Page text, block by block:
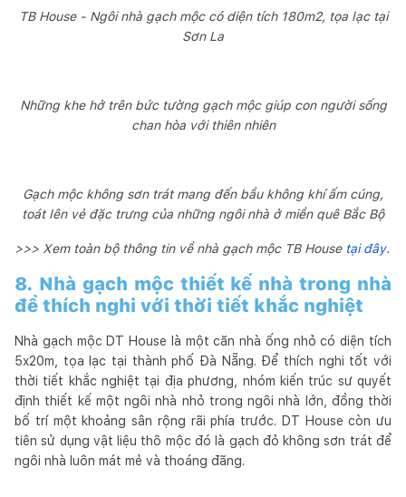
TB House - Ngôi nhà gạch mộc có diện tích 180m2, tọa lạc tại
Sơn La
Những khe hở trên bức tường gạch mộc giúp con người sống
chan hòa với thiên nhiên
Gạch mộc không sơn trát mang đến bầu không khí ấm cúng,
toát lên vẻ đặc trưng của những ngôi nhà ở miền quê Bắc Bộ
>>> Xem toàn bộ thông tin về nhà gạch mộc TB House tại đây.
8. Nhà gạch mộc thiết kế nhà trong nhà
để thích nghi với thời tiết khắc nghiệt
Nhà gạch mộc DT House là một căn nhà ống nhỏ có diện tích
5x20m, tọa lạc tại thành phố Đà Nẵng. Để thích nghi tốt với
thời tiết khắc nghiệt tại địa phương, nhóm kiến trúc sư quyết
định thiết kế một ngôi nhà nhỏ trong ngôi nhà lớn, đồng thời
bố trí một khoảng sân rộng rãi phía trước. DT House còn ưu
tiên sử dụng vật liệu thô mộc đó là gạch đỏ không sơn trát để
ngôi nhà luôn mát mẻ và thoáng đãng.